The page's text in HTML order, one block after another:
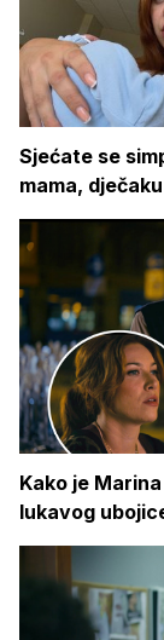
Sjećate se
mama,
Kako je
lukavog